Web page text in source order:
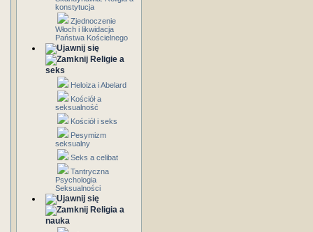
konstytucja
Zjednoczenie
Włoch i likwidacja
Państwa Kościelnego
Religie a
seks
Heloiza i Abelard
Kościół a
seksualność
Kościół i seks
Pesymizm
seksualny
Seks a celibat
Tantryczna
Psychologia
Seksualności
Religia a
nauka